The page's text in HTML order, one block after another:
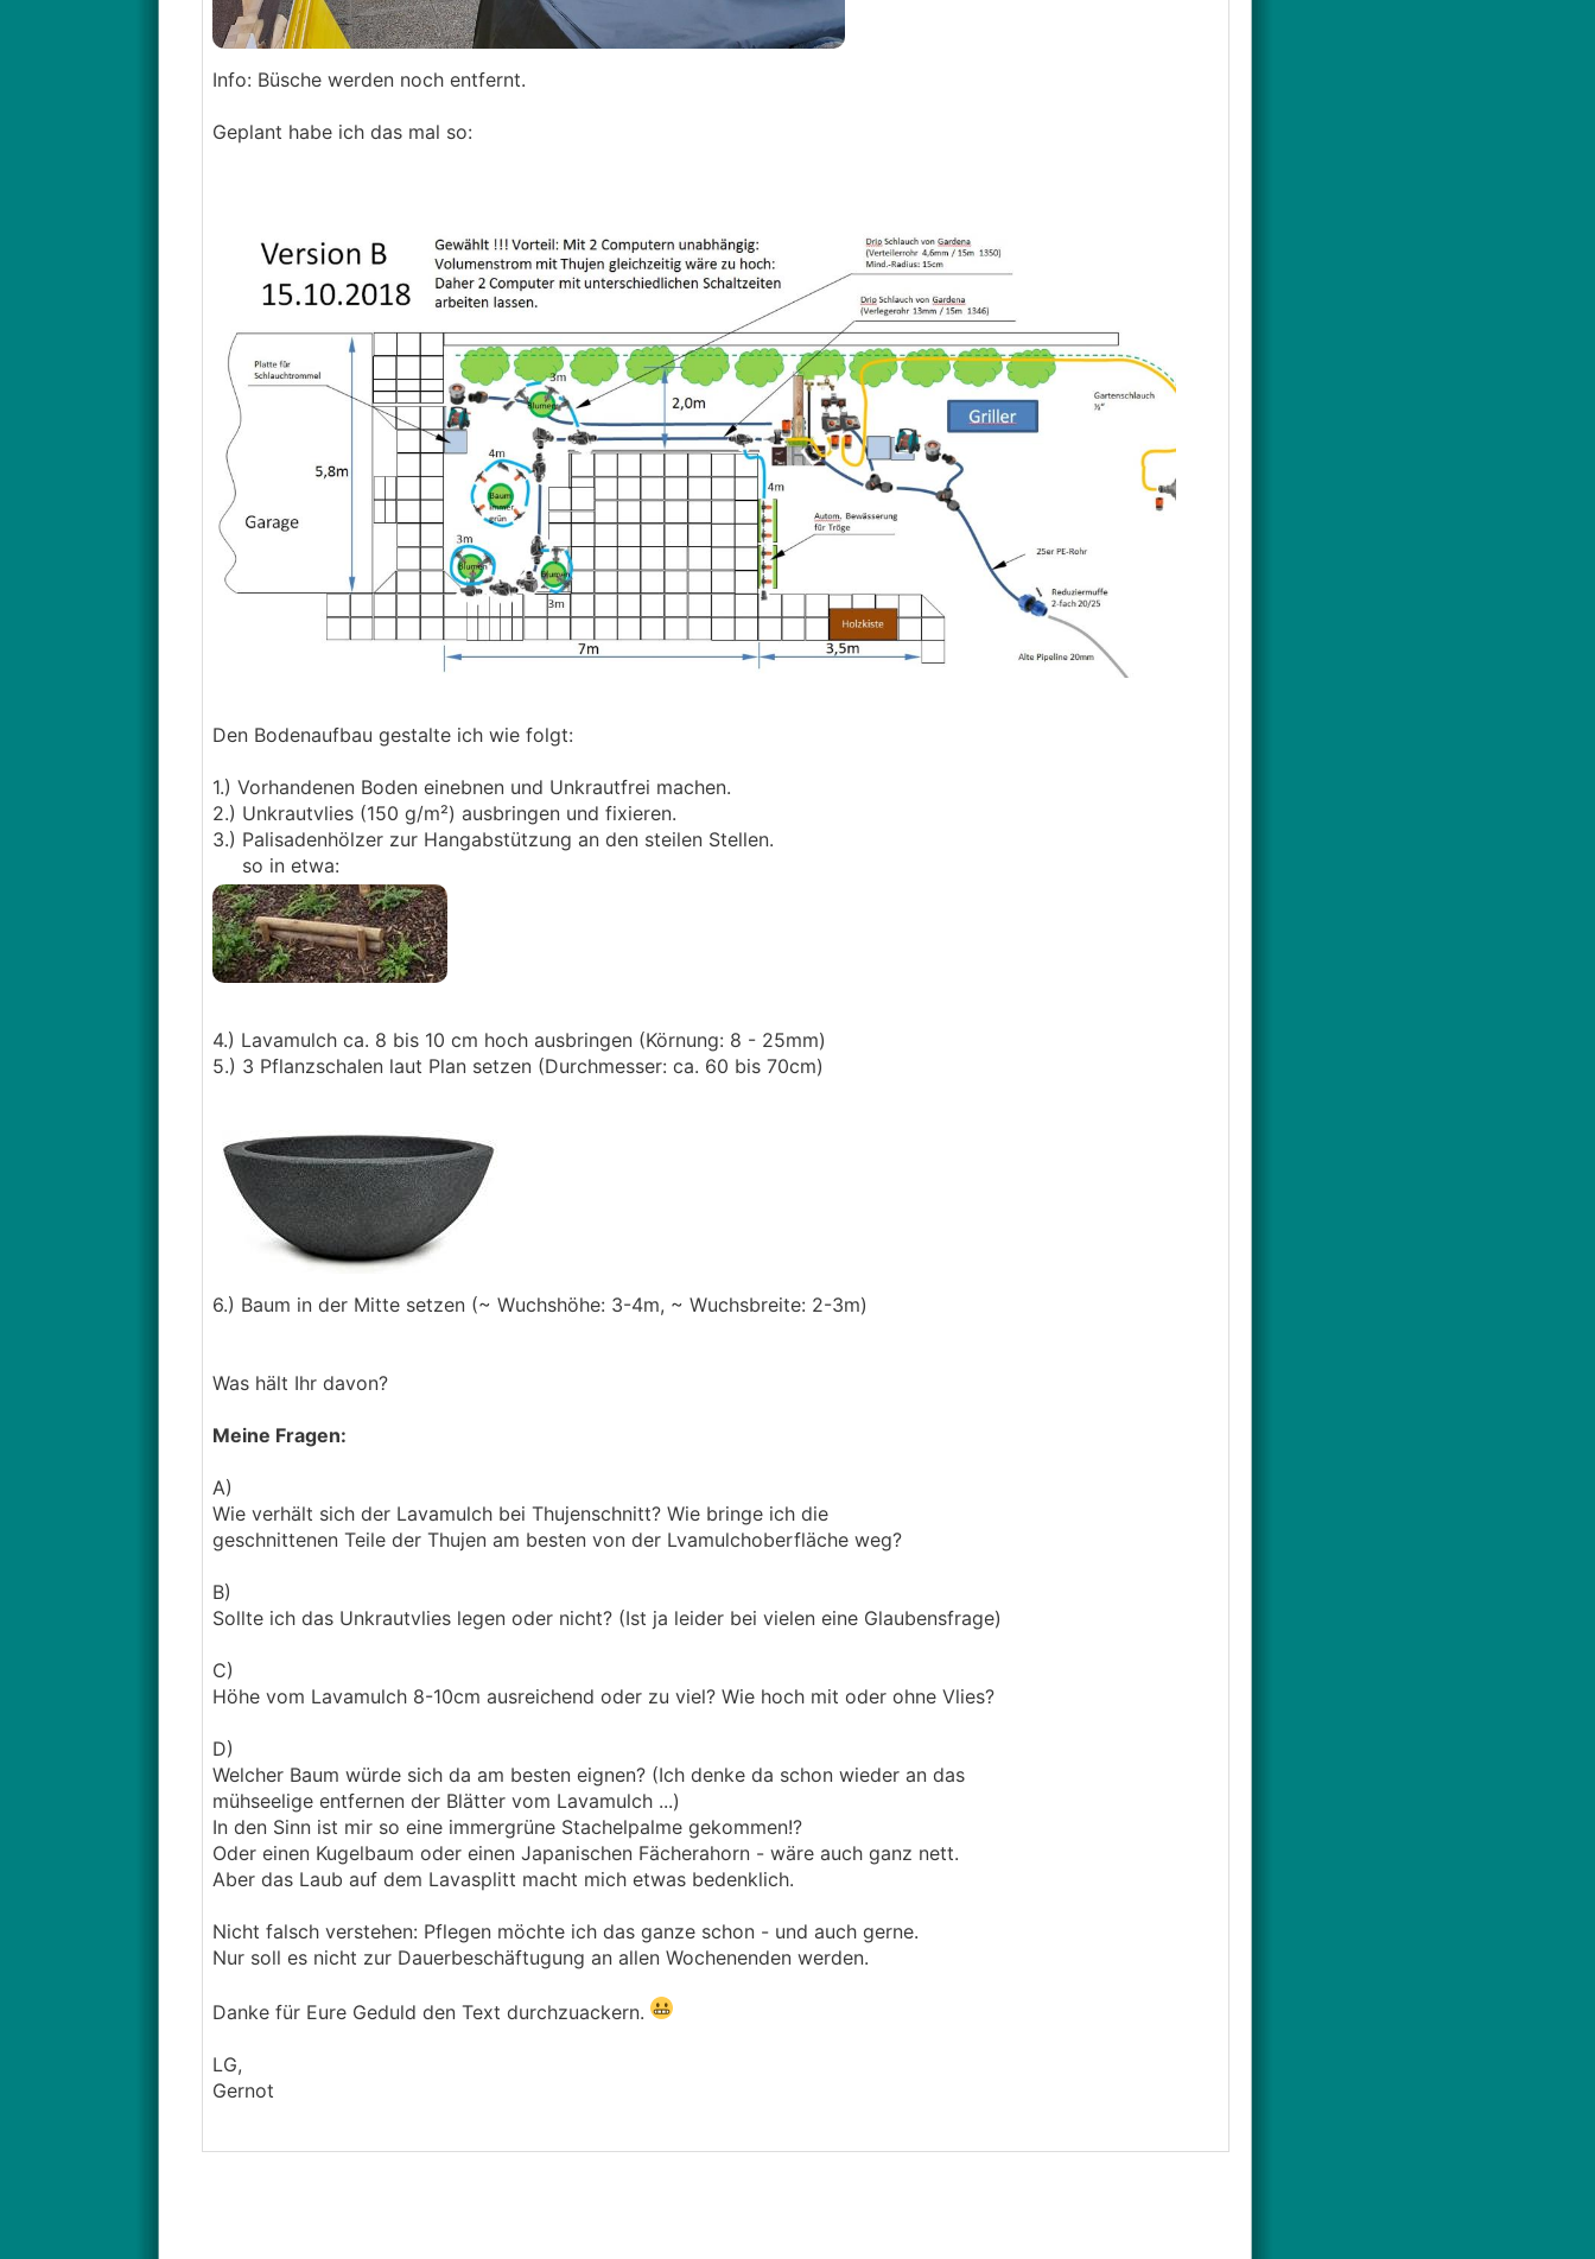
Info: Büsche werden noch entfernt.
Geplant habe ich das mal so:
Den Bodenaufbau gestalte ich wie folgt:
1.) Vorhandenen Boden einebnen und Unkrautfrei machen.
2.) Unkrautvlies (150 g/m²) ausbringen und fixieren.
3.) Palisadenhölzer zur Hangabstützung an den steilen Stellen.
so in etwa:
4.) Lavamulch ca. 8 bis 10 cm hoch ausbringen (Körnung: 8 - 25mm)
5.) 3 Pflanzschalen laut Plan setzen (Durchmesser: ca. 60 bis 70cm)
6.) Baum in der Mitte setzen (~ Wuchshöhe: 3-4m, ~ Wuchsbreite: 2-3m)
Was hält Ihr davon?
Meine Fragen:
A)
Wie verhält sich der Lavamulch bei Thujenschnitt? Wie bringe ich die
geschnittenen Teile der Thujen am besten von der Lvamulchoberfläche weg?
B)
Sollte ich das Unkrautvlies legen oder nicht? (Ist ja leider bei vielen eine Glaubensfrage)
C)
Höhe vom Lavamulch 8-10cm ausreichend oder zu viel? Wie hoch mit oder ohne Vlies?
D)
Welcher Baum würde sich da am besten eignen? (Ich denke da schon wieder an das
mühseelige entfernen der Blätter vom Lavamulch ...)
In den Sinn ist mir so eine immergrüne Stachelpalme gekommen!?
Oder einen Kugelbaum oder einen Japanischen Fächerahorn - wäre auch ganz nett.
Aber das Laub auf dem Lavasplitt macht mich etwas bedenklich.
Nicht falsch verstehen: Pflegen möchte ich das ganze schon - und auch gerne.
Nur soll es nicht zur Dauerbeschäftugung an allen Wochenenden werden.
Danke für Eure Geduld den Text durchzuackern.
LG,
Gernot